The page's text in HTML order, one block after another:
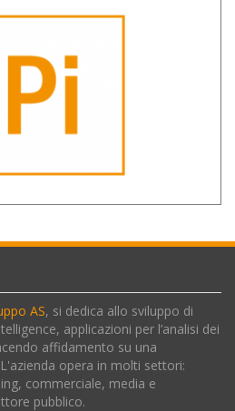
– Pignoramenti
AS, si dedica allo sviluppo di
applicazioni per l’analisi dei
affidamento su una
opera in molti settori:
commerciale, media e
pubblico.